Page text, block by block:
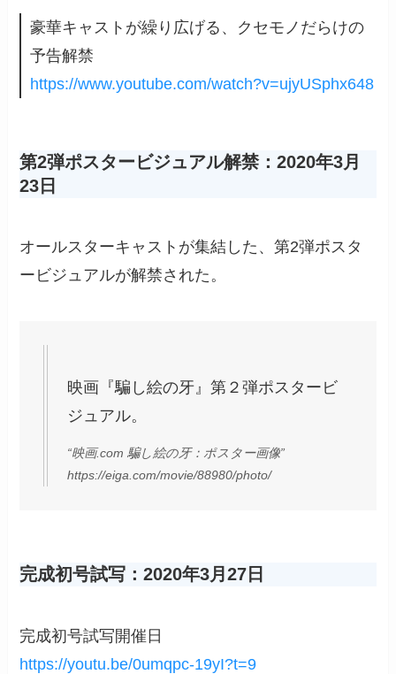
豪華キャストが繰り広げる、クセモノだらけの
予告解禁
https://www.youtube.com/watch?v=ujyUSphx648
第2弾ポスタービジュアル解禁：2020年3月
23日
オールスターキャストが集結した、第2弾ポスタ
ービジュアルが解禁された。
映画『騙し絵の牙』第２弾ポスタービ
ジュアル。
“映画.com 騙し絵の牙：ポスター画像”
https://eiga.com/movie/88980/photo/
完成初号試写：2020年3月27日
完成初号試写開催日
https://youtu.be/0umqpc-19yI?t=9